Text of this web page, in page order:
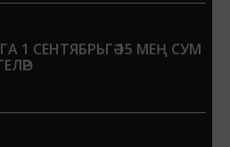
1 СЕНТЯБРЬГӘ 15 МЕҢ СУМ